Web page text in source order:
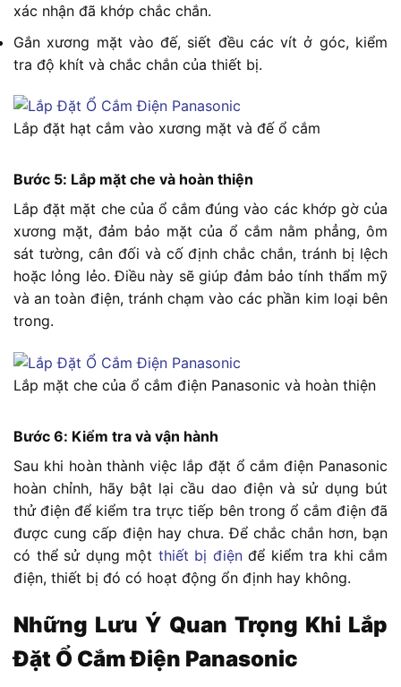
xác nhận đã khớp chắc chắn.
Gắn xương mặt vào đế, siết đều các vít ở góc, kiểm
tra độ khít và chắc chắn của thiết bị.
Lắp đặt hạt cắm vào xương mặt và đế ổ cắm
Bước 5: Lắp mặt che và hoàn thiện
Lắp đặt mặt che của ổ cắm đúng vào các khớp gờ của
xương mặt, đảm bảo mặt của ổ cắm nằm phẳng, ôm
sát tường, cân đối và cố định chắc chắn, tránh bị lệch
hoặc lỏng lẻo. Điều này sẽ giúp đảm bảo tính thẩm mỹ
và an toàn điện, tránh chạm vào các phần kim loại bên
trong.
Lắp mặt che của ổ cắm điện Panasonic và hoàn thiện
Bước 6: Kiểm tra và vận hành
Sau khi hoàn thành việc lắp đặt ổ cắm điện Panasonic
hoàn chỉnh, hãy bật lại cầu dao điện và sử dụng bút
thử điện để kiểm tra trực tiếp bên trong ổ cắm điện đã
được cung cấp điện hay chưa. Để chắc chắn hơn, bạn
có thể sử dụng một thiết bị điệnđể kiểm tra khi cắm
điện, thiết bị đó có hoạt động ổn định hay không.
Những Lưu Ý Quan Trọng Khi Lắp
Đặt Ổ Cắm Điện Panasonic